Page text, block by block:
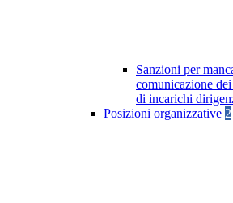
Sanzioni per
comunicazione
di incarichi
Posizioni organizzative 2